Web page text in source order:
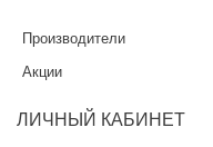
Производители
Акции
ЛИЧНЫЙ КАБИНЕТ